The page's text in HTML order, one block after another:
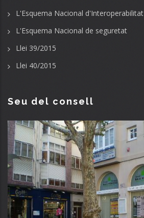
L'Esquema Nacional d'Interoperabilitat
L'Esquema Nacional de seguretat
Llei 39/2015
Llei 40/2015
Seu del consell